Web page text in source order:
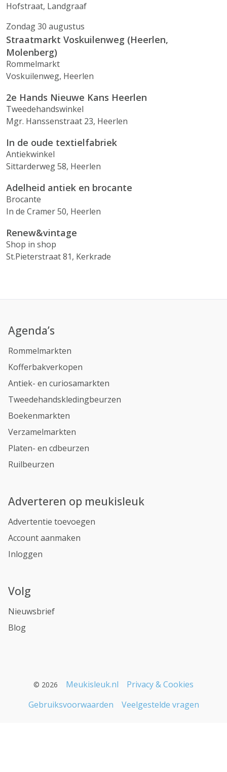
Hofstraat, Landgraaf
Zondag 30 augustus
Straatmarkt Voskuilenweg (Heerlen,
Molenberg)
Rommelmarkt
Voskuilenweg, Heerlen
2e Hands Nieuwe Kans Heerlen
Tweedehandswinkel
Mgr. Hanssenstraat 23, Heerlen
In de oude textielfabriek
Antiekwinkel
Sittarderweg 58, Heerlen
Adelheid antiek en brocante
Brocante
In de Cramer 50, Heerlen
Renew&vintage
Shop in shop
St.Pieterstraat 81, Kerkrade
Agenda’s
Rommelmarkten
Kofferbakverkopen
Antiek- en curiosamarkten
Tweedehandskledingbeurzen
Boekenmarkten
Verzamelmarkten
Platen- en cdbeurzen
Ruilbeurzen
Adverteren op meukisleuk
Advertentie toevoegen
Account aanmaken
Inloggen
Volg
Nieuwsbrief
Blog
© 2026 Meukisleuk.nl
Privacy & Cookies
Gebruiksvoorwaarden
Veelgestelde vragen